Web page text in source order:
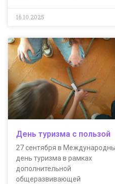
16.10.2025
День туризма с пользой
27 сентября в
день туризма в рамках
дополнительной
общеразвивающей